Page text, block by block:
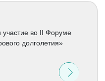
во II Форуме
долголетия»